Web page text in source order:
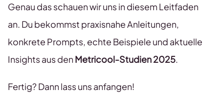
Genau das schauen wir uns in diesem Leitfaden
an. Du bekommst praxisnahe Anleitungen,
konkrete Prompts, echte Beispiele und aktuelle
Insights aus denMetricool-Studien 2025.
Fertig? Dann lass uns anfangen!